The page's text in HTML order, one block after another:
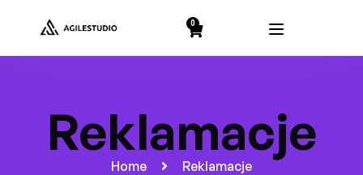
0
Reklamacje
Home Reklamacje